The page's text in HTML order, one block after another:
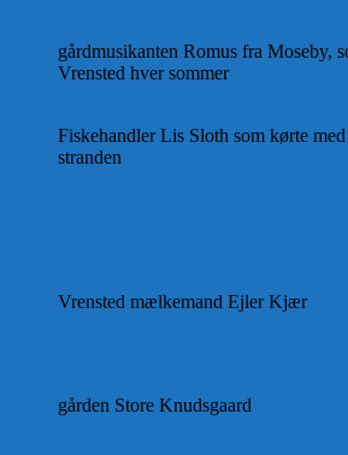
gårdmusikanten Romus fra Moseby,
Vrensted hver sommer
Fiskehandler Lis Sloth som kørte
stranden
Vrensted mælkemand Ejler Kjær
gården Store Knudsgaard